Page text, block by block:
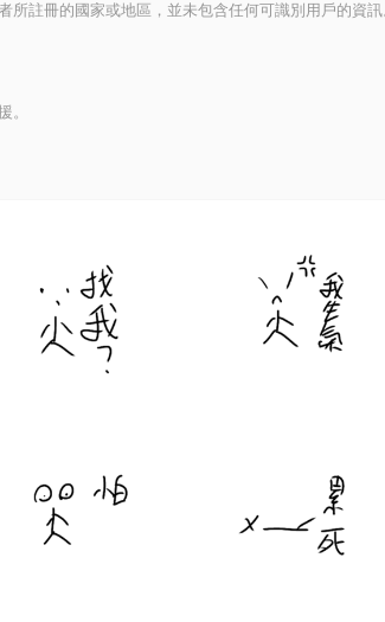
所註冊的國家或地區，並未包含任何可識別用戶的資訊
。